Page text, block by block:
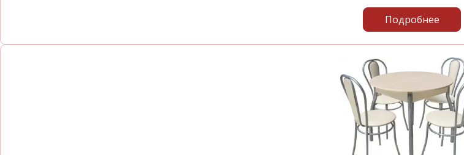
Подробнее